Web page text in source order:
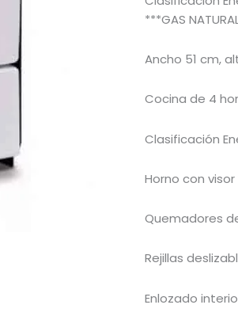
***GAS
Ancho 51 cm,
Cocina de 4
Clasificación
Horno con visor
Quemadores
Rejillas
Enlozado
cantidad